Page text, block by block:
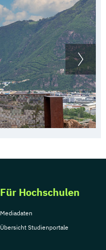
Für Hochschulen
Mediadaten
Übersicht Studienportale